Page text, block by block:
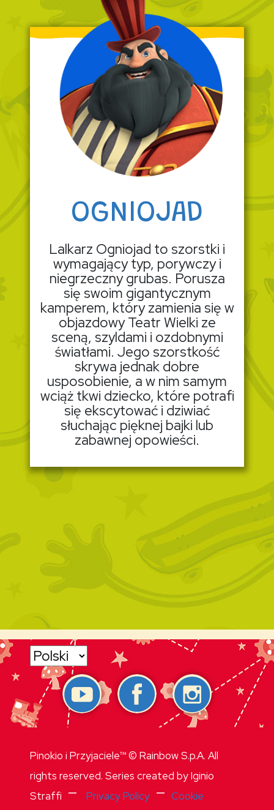
OGNIOJAD
Lalkarz Ogniojad to szorstki i
wymagający typ, porywczy i
niegrzeczny grubas. Porusza
się swoim gigantycznym
kamperem, który zamienia się w
objazdowy Teatr Wielki ze
sceną, szyldami i ozdobnymi
światłami. Jego szorstkość
skrywa jednak dobre
usposobienie, a w nim samym
wciąż tkwi dziecko, które potrafi
się ekscytować i dziwiać
słuchając pięknej bajki lub
zabawnej opowieści.
Pinokio i Przyjaciele™ © Rainbow S.p.A. All
rights reserved. Series created by Iginio
Straffi — Privacy Policy — Cookie